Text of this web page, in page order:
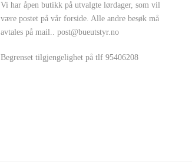
Vi har åpen butikk på utvalgte lørdager, som vil
være postet på vår forside. Alle andre besøk må
avtales på mail..post@bueutstyr.no
Begrenset tilgjengelighet på tlf 95406208